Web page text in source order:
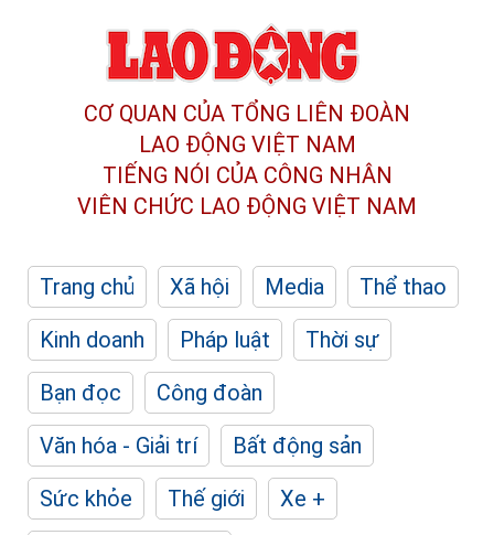
CƠ QUAN CỦA TỔNG LIÊN ĐOÀN
LAO ĐỘNG VIỆT NAM
TIẾNG NÓI CỦA CÔNG NHÂN
VIÊN CHỨC LAO ĐỘNG VIỆT NAM
Trang chủ Xã hội Media
Thể thao
Kinh doanh
Pháp luật
Thời sự
Bạn đọc
Công đoàn
Văn hóa - Giải trí
Bất động sản
Sức khỏe
Thế giới
Xe +